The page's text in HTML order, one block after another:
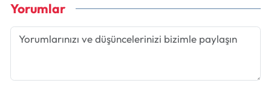
Yorumlar